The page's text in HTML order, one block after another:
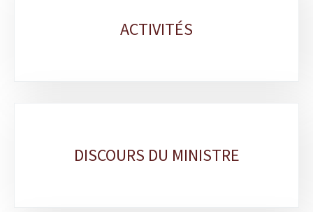
ACTIVITÉS
DISCOURS DU MINISTRE